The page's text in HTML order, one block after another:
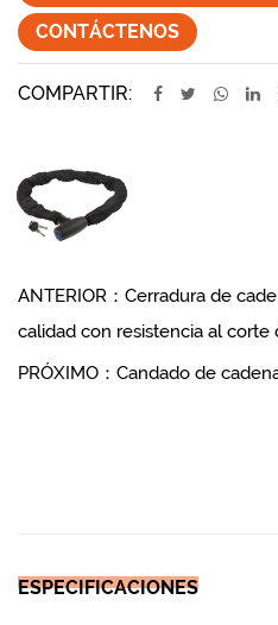
CONTÁCTENOS
COMPARTIR:
ANTERIOR：Cerradura de
calidad con resistencia al corte
PRÓXIMO：Candado de
ESPECIFICACIONES